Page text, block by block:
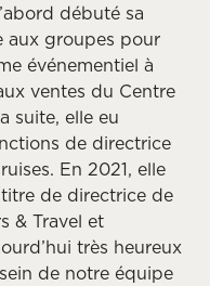
débuté sa
aux groupes pour
événementiel à
ventes du Centre
suite, elle eu
de directrice
En 2021, elle
titre de directrice de
& Travel et
très heureux
de notre équipe